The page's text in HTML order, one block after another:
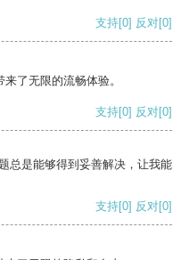
支持[0] 反对[0]
了无限的流畅体验。
支持[0] 反对[0]
总是能够得到妥善解决，让我能
支持[0] 反对[0]